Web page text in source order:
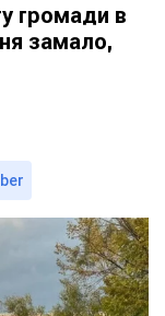
громади в
замало,